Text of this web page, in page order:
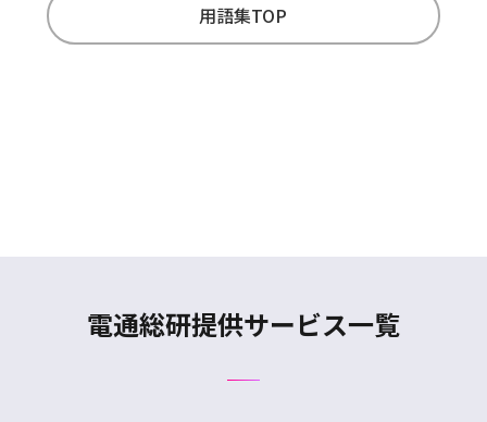
用語集TOP
電通総研提供サービス一覧